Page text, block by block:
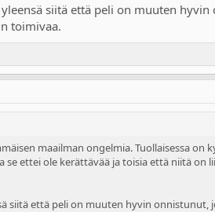
siitä että peli on muuten
toimivaa.
maailman ongelmia. Tuollaisessa on
se ettei ole kerättävää ja toisia että niitä
siitä että peli on muuten hyvin onnistunut,